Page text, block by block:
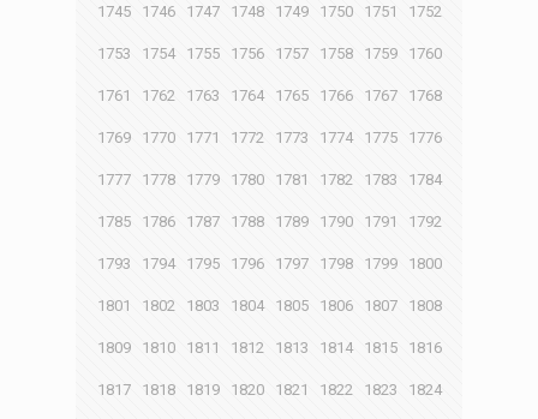
1745 1746 1747 1748 1749 1750 1751 1752
1753 1754 1755 1756 1757 1758 1759 1760
1761 1762 1763 1764 1765 1766 1767 1768
1769 1770 1771 1772 1773 1774 1775 1776
1777 1778 1779 1780 1781 1782 1783 1784
1785 1786 1787 1788 1789 1790 1791 1792
1793 1794 1795 1796 1797 1798 1799 1800
1801 1802 1803 1804 1805 1806 1807 1808
1809 1810 1811 1812 1813 1814 1815 1816
1817 1818 1819 1820 1821 1822 1823 1824